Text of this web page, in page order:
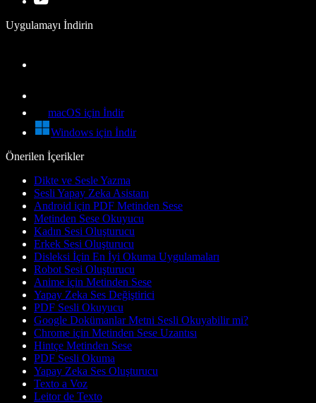
Uygulamayı İndirin
macOS için İndir
Windows için İndir
Önerilen İçerikler
Dikte ve Sesle Yazma
Sesli Yapay Zeka Asistanı
Android için PDF Metinden Sese
Metinden Sese Okuyucu
Kadın Sesi Oluşturucu
Erkek Sesi Oluşturucu
Disleksi İçin En İyi Okuma Uygulamaları
Robot Sesi Oluşturucu
Anime için Metinden Sese
Yapay Zeka Ses Değiştirici
PDF Sesli Okuyucu
Google Dokümanlar Metni Sesli Okuyabilir mi?
Chrome için Metinden Sese Uzantısı
Hintçe Metinden Sese
PDF Sesli Okuma
Yapay Zeka Ses Oluşturucu
Texto a Voz
Leitor de Texto